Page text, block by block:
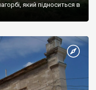
який підноситься в